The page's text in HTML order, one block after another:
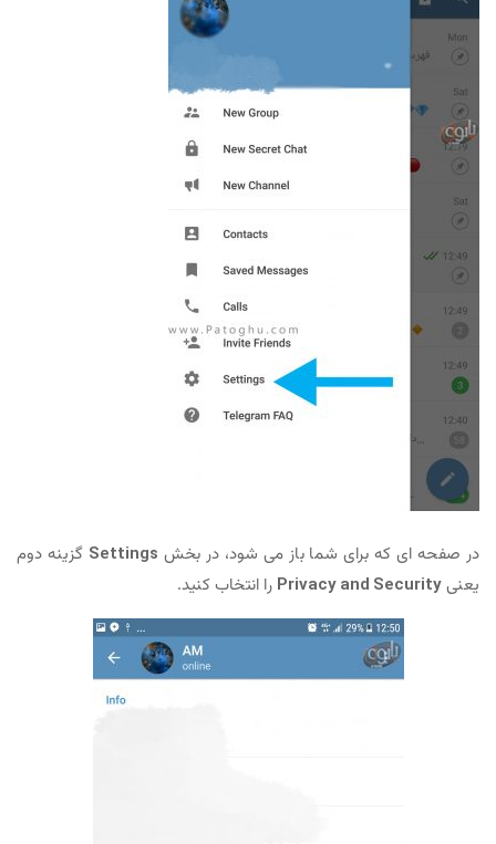
در صفحه ای که برای شما باز می شود، در بخش Settings گزینه دوم
یعنیPrivacy and Security را انتخاب کنید.